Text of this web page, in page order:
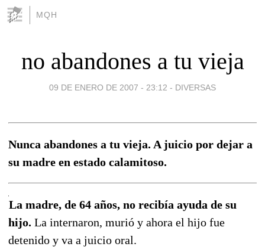
MQH
no abandones a tu vieja
09 DE ENERO DE 2007 - 23:12 - DIVERSAS
Nunca abandones a tu vieja. A juicio por dejar a
su madre en estado calamitoso.
La madre, de 64 años, no recibía ayuda de su
hijo. La internaron, murió y ahora el hijo fue
detenido y va a juicio oral.